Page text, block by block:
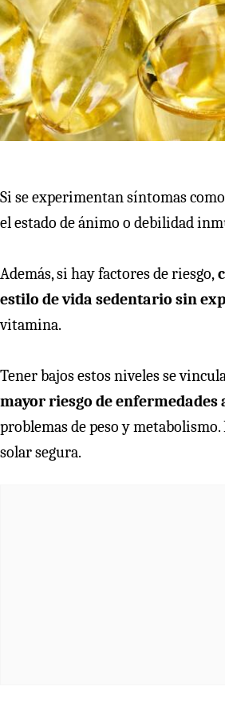
Si se experimentan síntomas
el estado de ánimo o debilidad
Además, si hay factores de riesgo,
estilo de vida sedentario sin
vitamina.
Tener bajos estos niveles se
mayor riesgo de
problemas de peso y
solar segura.